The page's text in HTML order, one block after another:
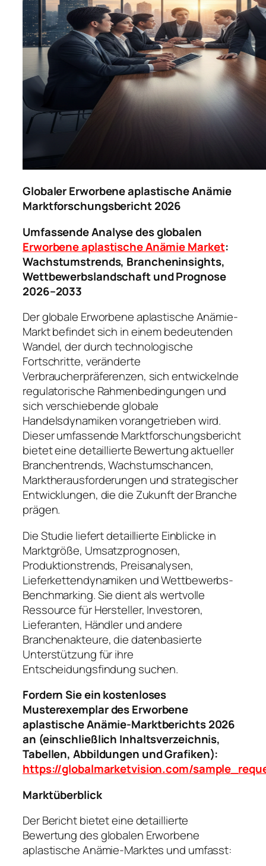
Globaler Erworbene aplastische Anämie
Marktforschungsbericht 2026
Umfassende Analyse des globalen
Erworbene aplastische Anämie Market:
Wachstumstrends, Brancheninsights,
Wettbewerbslandschaft und Prognose
2026–2033
Der globale Erworbene aplastische Anämie-
Markt befindet sich in einem bedeutenden
Wandel, der durch technologische
Fortschritte, veränderte
Verbraucherpräferenzen, sich entwickelnde
regulatorische Rahmenbedingungen und
sich verschiebende globale
Handelsdynamiken vorangetrieben wird.
Dieser umfassende Marktforschungsbericht
bietet eine detaillierte Bewertung aktueller
Branchentrends, Wachstumschancen,
Marktherausforderungen und strategischer
Entwicklungen, die die Zukunft der Branche
prägen.
Die Studie liefert detaillierte Einblicke in
Marktgröße, Umsatzprognosen,
Produktionstrends, Preisanalysen,
Lieferkettendynamiken und Wettbewerbs-
Benchmarking. Sie dient als wertvolle
Ressource für Hersteller, Investoren,
Lieferanten, Händler und andere
Branchenakteure, die datenbasierte
Unterstützung für ihre
Entscheidungsfindung suchen.
Fordern Sie ein kostenloses
Musterexemplar des Erworbene
aplastische Anämie-Marktberichts 2026
an (einschließlich Inhaltsverzeichnis,
Tabellen, Abbildungen und Grafiken):
https://globalmarketvision.com/
Marktüberblick
Der Bericht bietet eine detaillierte
Bewertung des globalen Erworbene
aplastische Anämie-Marktes und umfasst: